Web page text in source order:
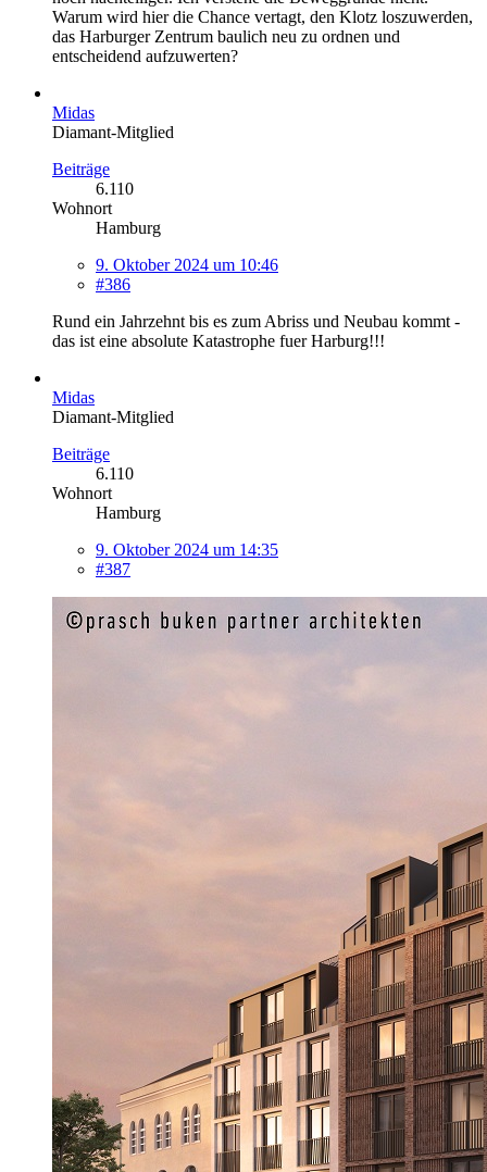
Warum wird hier die Chance vertagt, den Klotz loszuwerden,
das Harburger Zentrum baulich neu zu ordnen und
entscheidend aufzuwerten?
Midas
Diamant-Mitglied
Beiträge
6.110
Wohnort
Hamburg
9. Oktober 2024 um 10:46
#386
Rund ein Jahrzehnt bis es zum Abriss und Neubau kommt -
das ist eine absolute Katastrophe fuer Harburg!!!
Midas
Diamant-Mitglied
Beiträge
6.110
Wohnort
Hamburg
9. Oktober 2024 um 14:35
#387